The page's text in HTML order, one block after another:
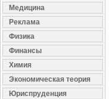
Медицина
Реклама
Физика
Финансы
Химия
Экономическая теория
Юриспруденция